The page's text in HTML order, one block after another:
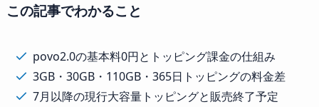
この記事でわかること
povo2.0の基本料0円とトッピング課金の仕組み
3GB・30GB・110GB・365日トッピングの料金差
7月以降の現行大容量トッピングと販売終了予定